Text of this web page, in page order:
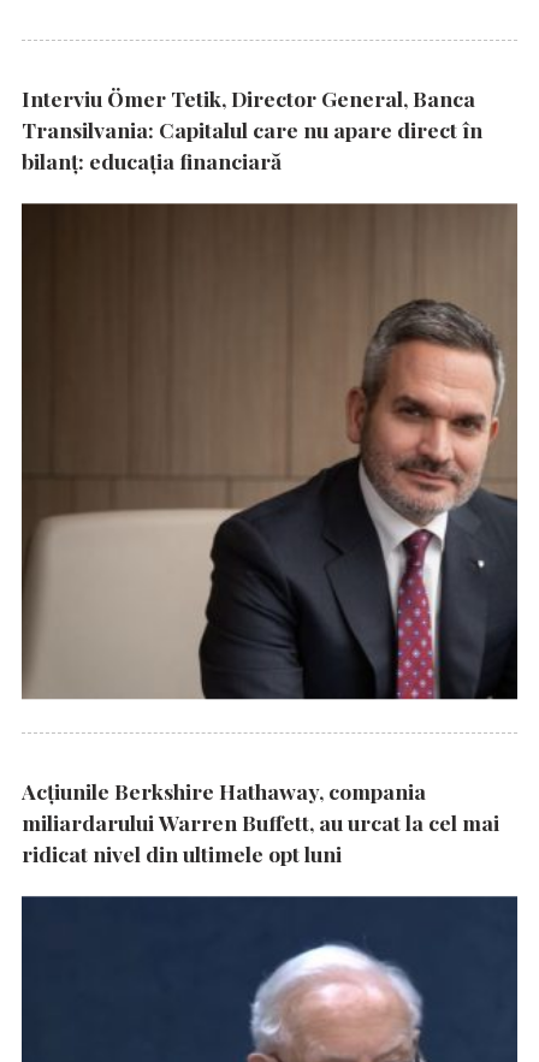
Interviu Ömer Tetik, Director General, Banca
Transilvania: Capitalul care nu apare direct în
bilanț: educația financiară
Acțiunile Berkshire Hathaway, compania
miliardarului Warren Buffett, au urcat la cel mai
ridicat nivel din ultimele opt luni